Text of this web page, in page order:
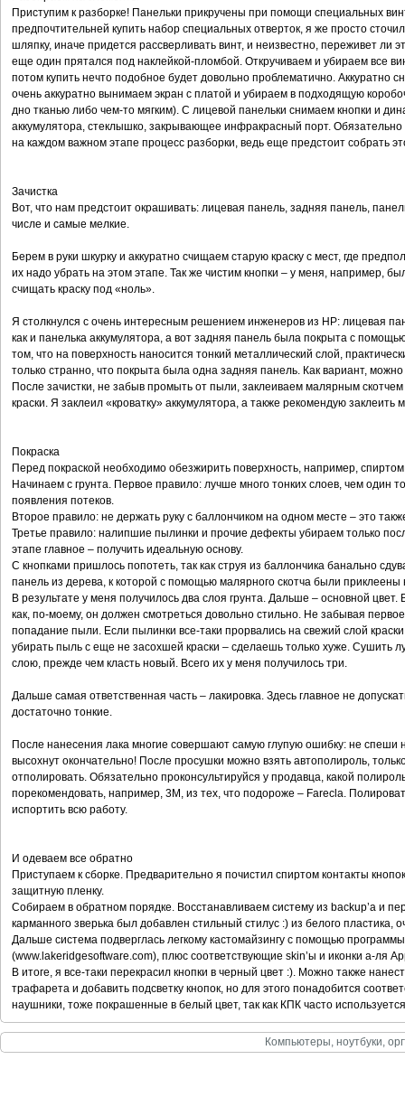
Приступим к разборке! Панельки прикручены при помощи специальных
предпочтительней купить набор специальных отверток, я же просто
шляпку, иначе придется рассверливать винт, и неизвестно, переживет
еще один прятался под наклейкой-пломбой. Откручиваем и убираем все
потом купить нечто подобное будет довольно проблематично.
очень аккуратно вынимаем экран с платой и убираем в подходящую
дно тканью либо чем-то мягким). С лицевой панельки снимаем кнопки и
аккумулятора, стеклышко, закрывающее инфракрасный порт.
на каждом важном этапе процесс разборки, ведь еще предстоит собрать
Зачистка
Вот, что нам предстоит окрашивать: лицевая панель, задняя панель,
числе и самые мелкие.
Берем в руки шкурку и аккуратно счищаем старую краску с мест, где
их надо убрать на этом этапе. Так же чистим кнопки – у меня, например,
счищать краску под «ноль».
Я столкнулся с очень интересным решением инженеров из HP: лицевая
как и панелька аккумулятора, а вот задняя панель была покрыта с
том, что на поверхность наносится тонкий металлический слой,
только странно, что покрыта была одна задняя панель. Как вариант,
После зачистки, не забыв промыть от пыли, заклеиваем малярным
краски. Я заклеил «кроватку» аккумулятора, а также рекомендую заклеить
Покраска
Перед покраской необходимо обезжирить поверхность, например,
Начинаем с грунта. Первое правило: лучше много тонких слоев, чем
появления потеков.
Второе правило: не держать руку с баллончиком на одном месте – это
Третье правило: налипшие пылинки и прочие дефекты убираем только
этапе главное – получить идеальную основу.
С кнопками пришлось попотеть, так как струя из баллончика банально
панель из дерева, к которой с помощью малярного скотча были
В результате у меня получилось два слоя грунта. Дальше – основной
как, по-моему, он должен смотреться довольно стильно. Не забывая
попадание пыли. Если пылинки все-таки прорвались на свежий слой
убирать пыль с еще не засохшей краски – сделаешь только хуже. Сушить
слою, прежде чем класть новый. Всего их у меня получилось три.
Дальше самая ответственная часть – лакировка. Здесь главное не
достаточно тонкие.
После нанесения лака многие совершают самую глупую ошибку: не спеши
высохнут окончательно! После просушки можно взять автополироль,
отполировать. Обязательно проконсультируйся у продавца, какой
порекомендовать, например, 3М, из тех, что подороже – Farecla.
испортить всю работу.
И одеваем все обратно
Приступаем к сборке. Предварительно я почистил спиртом контакты
защитную пленку.
Собираем в обратном порядке. Восстанавливаем систему из backup’a и
карманного зверька был добавлен стильный стилус :) из белого пластика,
Дальше система подверглась легкому кастомайзингу с помощью
(www.lakeridgesoftware.com), плюс соответствующие skin’ы и иконки а-ля
В итоге, я все-таки перекрасил кнопки в черный цвет :). Можно также
трафарета и добавить подсветку кнопок, но для этого понадобится
наушники, тоже покрашенные в белый цвет, так как КПК часто
Компьютеры, ноутбуки,